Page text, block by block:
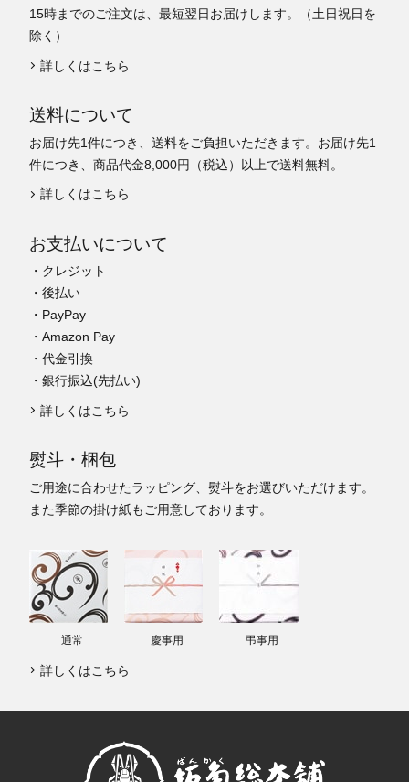
15時までのご注文は、最短翌日お届けします。（土日祝日を
除く）
詳しくはこちら
送料について
お届け先1件につき、送料をご負担いただきます。お届け先1
件につき、商品代金8,000円（税込）以上で送料無料。
詳しくはこちら
お支払いについて
・クレジット
・後払い
・PayPay
・Amazon Pay
・代金引換
・銀行振込(先払い)
詳しくはこちら
熨斗・梱包
ご用途に合わせたラッピング、熨斗をお選びいただけます。
また季節の掛け紙もご用意しております。
通常 慶事用 弔事用
詳しくはこちら